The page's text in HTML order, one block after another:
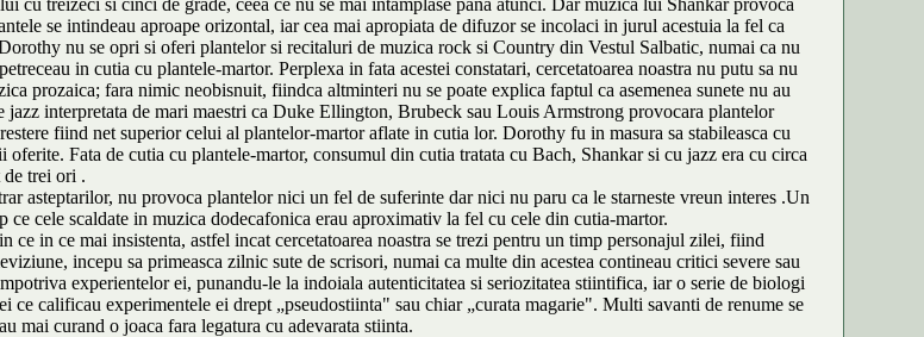
se intindeau aproape orizontal, iar cea mai apropiata de difuzor se incolaci in jurul acestuia la fel ca
nu se opri si oferi plantelor si recitaluri de muzica rock si Country din Vestul Salbatic, numai ca nu
in cutia cu plantele-martor. Perplexa in fata acestei constatari, cercetatoarea noastra nu putu sa nu
prozaica; fara nimic neobisnuit, fiindca altminteri nu se poate explica faptul ca asemenea sunete nu au
interpretata de mari maestri ca Duke Ellington, Brubeck sau Louis Armstrong provocara plantelor
fiind net superior celui al plantelor-martor aflate in cutia lor. Dorothy fu in masura sa stabileasca cu
Fata de cutia cu plantele-martor, consumul din cutia tratata cu Bach, Shankar si cu jazz era cu circa
trei ori .
asteptarilor, nu provoca plantelor nici un fel de suferinte dar nici nu paru ca le starneste vreun interes .Un
cele scaldate in muzica dodecafonica erau aproximativ la fel cu cele din cutia-martor.
in ce mai insistenta, astfel incat cercetatoarea noastra se trezi pentru un timp personajul zilei, fiind
incepu sa primeasca zilnic sute de scrisori, numai ca multe din acestea contineau critici severe sau
experientelor ei, punandu-le la indoiala autenticitatea si seriozitatea stiintifica, iar o serie de biologi
calificau experimentele ei drept „pseudostiinta" sau chiar „curata magarie". Multi savanti de renume se
mai curand o joaca fara legatura cu adevarata stiinta.